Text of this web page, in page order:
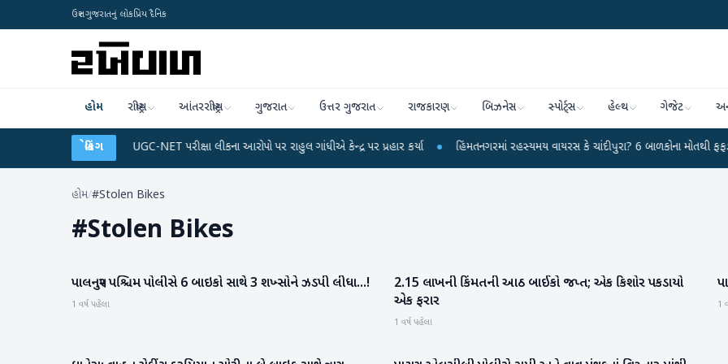
ઉત્તર ગુજરાતનું લોકપ્રિય દૈનિક
હોમ રાષ્ટ્રીય આંતરરાષ્ટ્રીય ગુજરાત ઉત્તર ગુજરાત રાજકારણ બિઝનેસ સ્પોર્ટ્સ હેલ્થ ગેજેટ
બ્રેકિંગ
UGC-NET પરીક્ષા લીકના આરોપો પર રાહુલ ગાંધીએ કેન્દ્ર પર પ્રહાર કર્યા ● હિંમતનગરમાં રહસ્યમય વાયરસ કે ચાંદીપુરા? 6 બાળકોના મોતથી ફફડાટ ●
હોમ/#Stolen Bikes
#Stolen Bikes
બનાસકાંઠા
પાલનપુર પશ્ચિમ પોલીસે 6 બાઇકો સાથે 3 શખ્સોને ઝડપી લીધા...!
1 વર્ષ પહેલા
સાબરકાંઠા
2.15 લાખની કિંમતની આઠ બાઈકો જપ્ત; એક કિશોર પકડાયો
એક ફરાર
1 વર્ષ પહેલા
1